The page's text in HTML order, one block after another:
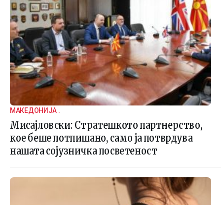
МАКЕДОНИЈА .
Мисајловски: Стратешкото партнерство,
кое беше потпишано, само ја потврдува
нашата сојузничка посветеност